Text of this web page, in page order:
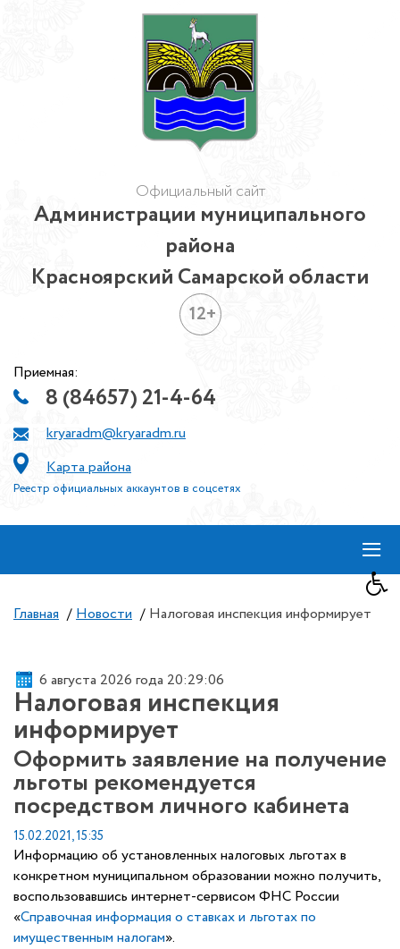
Официальный сайт
Администрации муниципального
района
Красноярский Самарской области
12+
Приемная:
8 (84657) 21-4-64
kryaradm@kryaradm.ru
Карта района
Реестр официальных аккаунтов в соцсетях
≡
Главная / Новости / Налоговая инспекция информирует
6 августа 2026 года 20:29:06
Налоговая инспекция
информирует
Оформить заявление на получение
льготы рекомендуется
посредством личного кабинета
15.02.2021, 15:35
Информацию об установленных налоговых льготах в
конкретном муниципальном образовании можно получить,
воспользовавшись интернет-сервисом ФНС России
«Справочная информация о ставках и льготах по
имущественным налогам».